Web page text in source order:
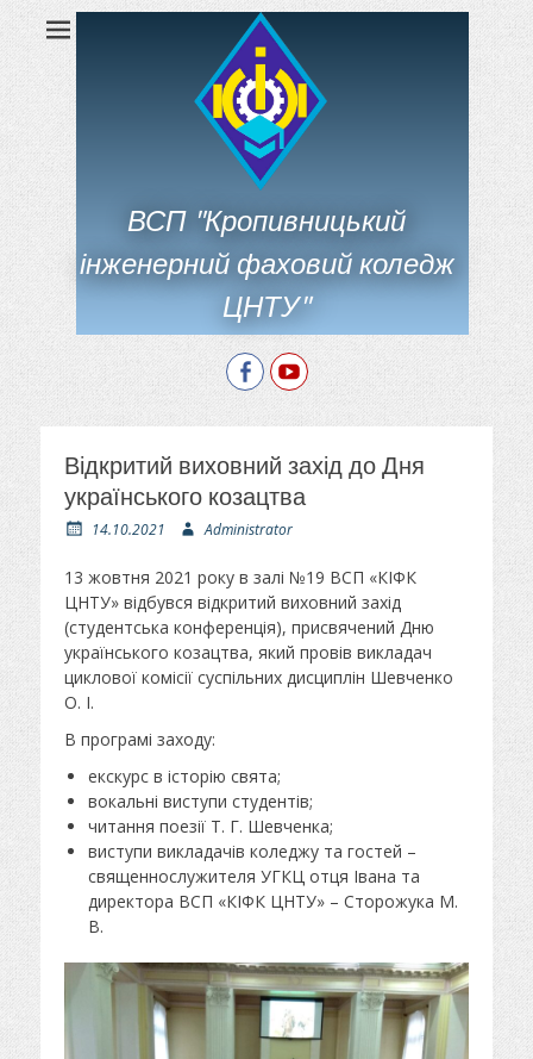
ВСП "Кропивницький
інженерний фаховий коледж
ЦНТУ"
FacebookYouTube
Відкритий виховний захід до Дня
українського козацтва
О
у
б
л
і
к
о
в
н
14.10.2021
А
т
р
Administrator
13 жовтня 2021 року в залі №19 ВСП «КІФК
ЦНТУ» відбувся відкритий виховний захід
(студентська конференція), присвячений Дню
українського козацтва, який провів викладач
циклової комісії суспільних дисциплін Шевченко
О. І.
В програмі заходу:
екскурс в історію свята;
вокальні виступи студентів;
читання поезії Т. Г. Шевченка;
виступи викладачів коледжу та гостей –
священнослужителя УГКЦ отця Івана та
директора ВСП «КІФК ЦНТУ» – Сторожука М.
В.